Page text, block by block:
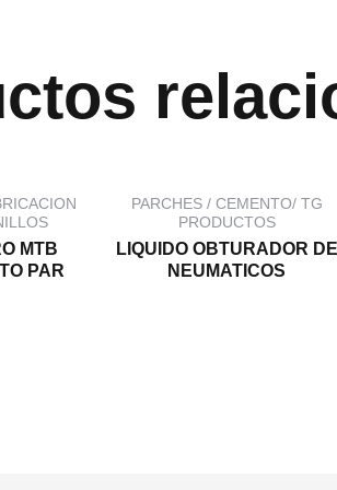
MTB
PAR
PARCHES / CEMENTO/ TG
PRODUCTOS
LIQUIDO OBTURADOR DE
NEUMATICOS